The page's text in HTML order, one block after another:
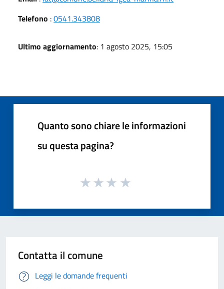
Telefono :0541.343808
Ultimo aggiornamento: 1 agosto 2025, 15:05
Quanto sono chiare le informazioni
su questa pagina?
Contatta il comune
Leggi le domande frequenti